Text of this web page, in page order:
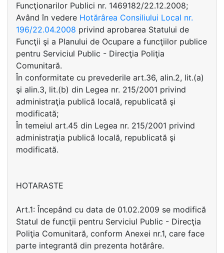
Funcţionarilor Publici nr. 1469182/22.12.2008;
Având în vedere Hotărârea Consiliului Local nr.
196/22.04.2008 privind aprobarea Statului de
Funcţii şi a Planului de Ocupare a funcţiilor publice
pentru Serviciul Public - Direcţia Poliţia
Comunitară.
În conformitate cu prevederile art.36, alin.2, lit.(a)
şi alin.3, lit.(b) din Legea nr. 215/2001 privind
administraţia publică locală, republicată şi
modificată;
În temeiul art.45 din Legea nr. 215/2001 privind
administraţia publică locală, republicată şi
modificată.
HOTARASTE
Art.1: Începând cu data de 01.02.2009 se modifică
Statul de funcţii pentru Serviciul Public - Direcţia
Poliţia Comunitară, conform Anexei nr.1, care face
parte integrantă din prezenta hotărâre.